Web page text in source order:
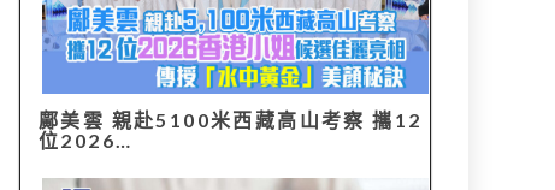
鄺美雲 親赴5100米西藏高山考察 攜12
位2026…